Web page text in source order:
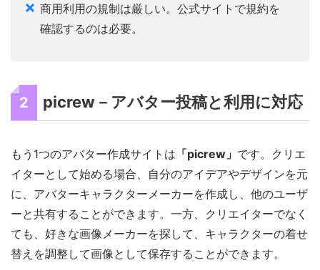
商用利用の規制は厳しい。公式サイトで規約を
確認するのは必要。
2 picrew－アバター投稿と利用に対応
もう1つのアバター作成サイトは 「picrew」 です。クリエ
イターとして始める場合、自分のアイデアやデザインを元
に、アバターキャラクターメーカーを作成し、他のユーザ
ーと共有することができます。一方、クリエイターでなく
ても、好きな画像メーカーを探して、キャラクターの着せ
替えを調整して画像として保存することができます。